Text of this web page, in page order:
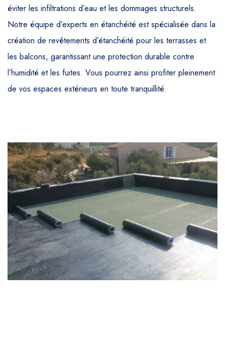
éviter les infiltrations d’eau et les dommages structurels.
Notre équipe d’experts en étanchéité est spécialisée dans la
création de revêtements d’étanchéité pour les terrasses et
les balcons, garantissant une protection durable contre
l’humidité et les fuites. Vous pourrez ainsi profiter pleinement
de vos espaces extérieurs en toute tranquillité.